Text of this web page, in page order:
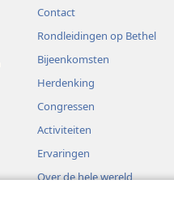
Contact
Rondleidingen op Bethel
Bijeenkomsten
Herdenking
Congressen
Activiteiten
Ervaringen
Over de hele wereld